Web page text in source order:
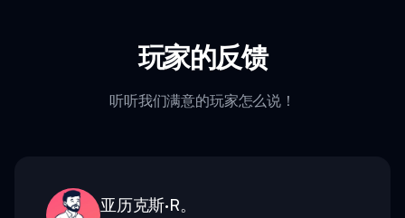
玩家的反馈
听听我们满意的玩家怎么说！
亚历克斯·R。